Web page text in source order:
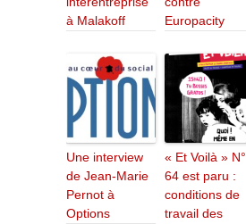
à Malakoff
Europacity
Une interview
de Jean-Marie
Pernot à
Options
« Et Voilà » N°
64 est paru :
conditions de
travail des